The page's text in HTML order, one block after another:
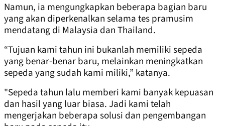
Namun, ia mengungkapkan beberapa bagian baru
yang akan diperkenalkan selama tes pramusim
mendatang di Malaysia dan Thailand.
“Tujuan kami tahun ini bukanlah memiliki sepeda
yang benar-benar baru, melainkan meningkatkan
sepeda yang sudah kami miliki,” katanya.
"Sepeda tahun lalu memberi kami banyak kepuasan
dan hasil yang luar biasa. Jadi kami telah
mengerjakan beberapa solusi dan pengembangan